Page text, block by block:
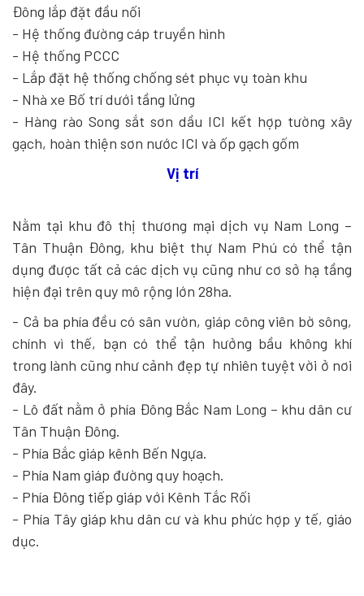
Đông lắp đặt đầu nối
- Hệ thống đường cáp truyền hình
- Hệ thống PCCC
- Lắp đặt hệ thống chống sét phục vụ toàn khu
- Nhà xe Bố trí dưới tầng lửng
- Hàng rào Song sắt sơn dầu ICI kết hợp tường xây
gạch, hoàn thiện sơn nước ICI và ốp gạch gốm
Vị trí
Nằm tại khu đô thị thương mại dịch vụ Nam Long –
Tân Thuận Đông, khu biệt thự Nam Phú có thể tận
dụng được tất cả các dịch vụ cũng như cơ sở hạ tầng
hiện đại trên quy mô rộng lớn 28ha.
- Cả ba phía đều có sân vườn, giáp công viên bờ sông,
chính vì thế, bạn có thể tận hưởng bầu không khí
trong lành cũng như cảnh đẹp tự nhiên tuyệt vời ở nơi
đây.
- Lô đất nằm ở phía Đông Bắc Nam Long – khu dân cư
Tân Thuận Đông.
- Phía Bắc giáp kênh Bến Ngựa.
- Phía Nam giáp đường quy hoạch.
- Phía Đông tiếp giáp với Kênh Tắc Rối
- Phía Tây giáp khu dân cư và khu phức hợp y tế, giáo
dục.